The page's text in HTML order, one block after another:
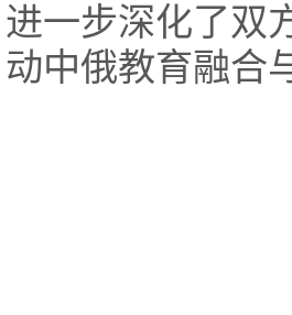
进一步深化了双
动中俄教育融合